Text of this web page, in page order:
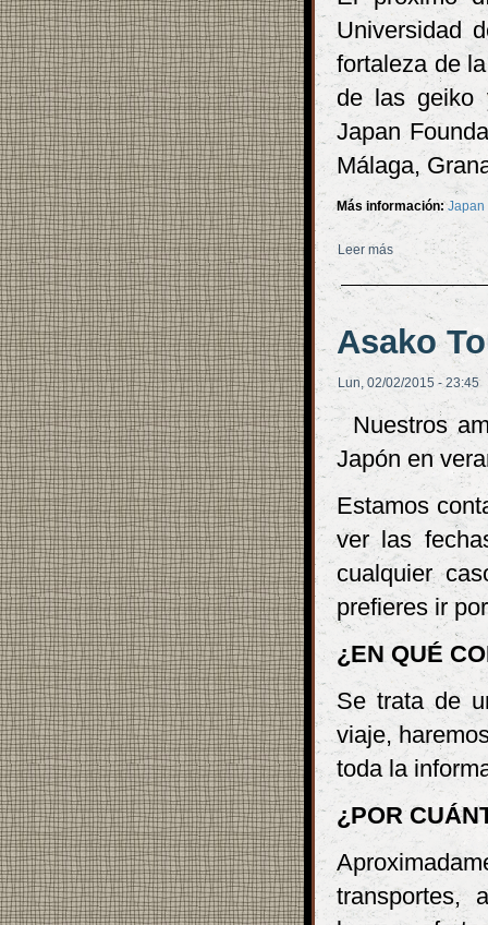
Universidad
fortaleza de
de las geiko
Japan
Málaga,
Más información:Japan
Leer más sobre
Asako
Lun, 02/02/2015 - 23:45
Nuestros
Japón en
Estamos
ver las
cualquier
prefieres ir
¿EN QUÉ
Se trata de
viaje,
toda la
¿POR
transportes,